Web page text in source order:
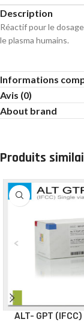
Description
Réactif pour le
le plasma humains.
Informations
Avis (0)
About brand
Produits
ALT- GPT